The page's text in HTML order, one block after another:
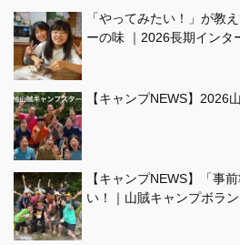
「やってみたい！」が教
ーの味 ｜2026長期インタ
【キャンプNEWS】
【キャンプNEWS】「事
い！｜山賊キャンプボラ